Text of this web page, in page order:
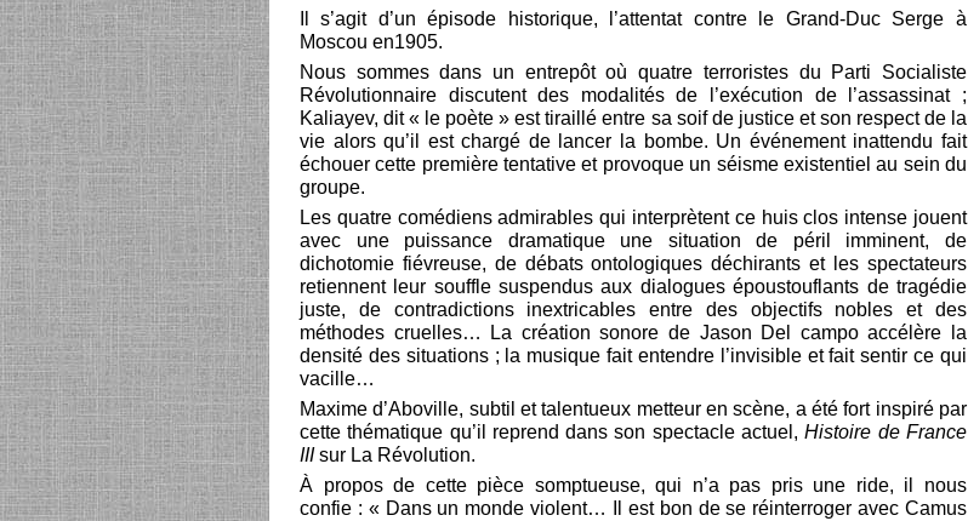
Il s’agit d’un épisode historique, l’attentat contre le Grand-Duc Serge à
Moscou en1905.
Nous sommes dans un entrepôt où quatre terroristes du Parti Socialiste
Révolutionnaire discutent des modalités de l’exécution de l’assassinat ;
Kaliayev, dit « le poète » est tiraillé entre sa soif de justice et son respect de la
vie alors qu’il est chargé de lancer la bombe. Un événement inattendu fait
échouer cette première tentative et provoque un séisme existentiel au sein du
groupe.
Les quatre comédiens admirables qui interprètent ce huis clos intense jouent
avec une puissance dramatique une situation de péril imminent, de
dichotomie fiévreuse, de débats ontologiques déchirants et les spectateurs
retiennent leur souffle suspendus aux dialogues époustouflants de tragédie
juste, de contradictions inextricables entre des objectifs nobles et des
méthodes cruelles… La création sonore de Jason Del campo accélère la
densité des situations ; la musique fait entendre l’invisible et fait sentir ce qui
vacille…
Maxime d’Aboville, subtil et talentueux metteur en scène, a été fort inspiré par
cette thématique qu’il reprend dans son spectacle actuel,Histoire de France
IIIsur La Révolution.
À propos de cette pièce somptueuse, qui n’a pas pris une ride, il nous
confie : « Dans un monde violent… Il est bon de se réinterroger avec Camus